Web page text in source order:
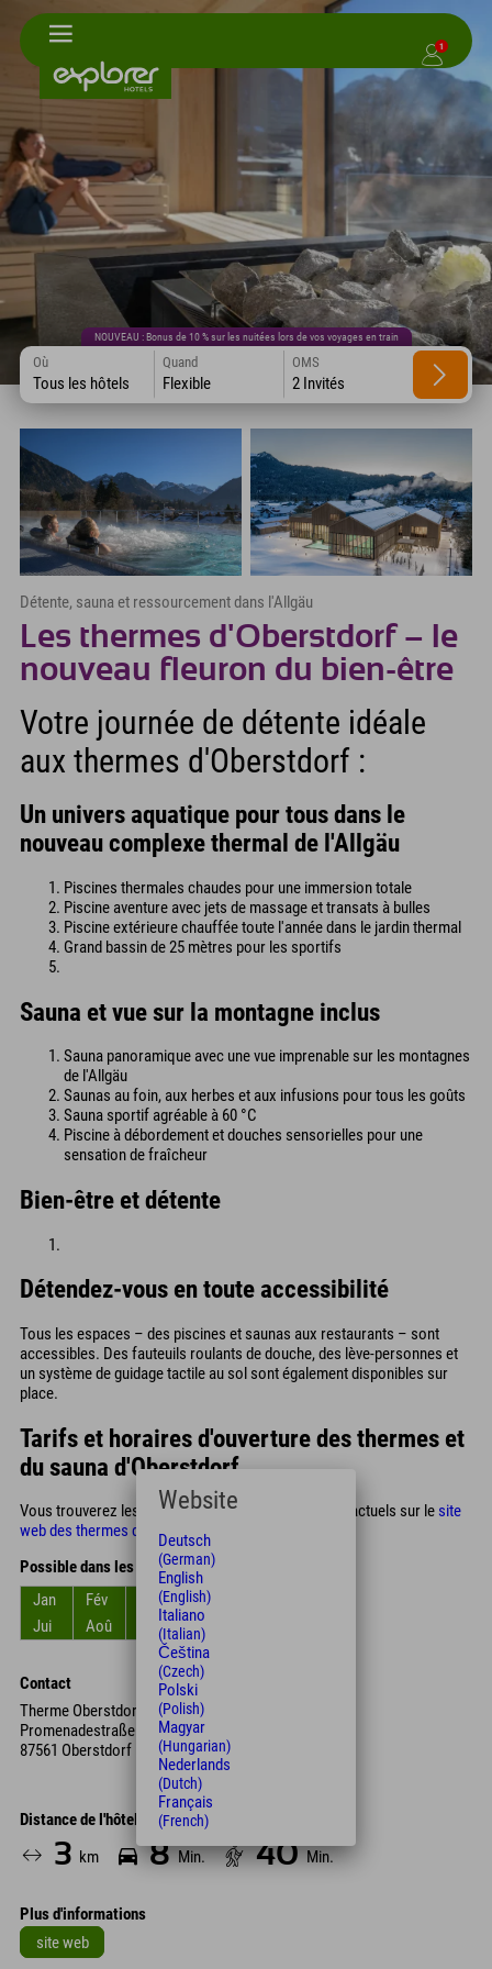
1
NOUVEAU : Bonus de 10 % sur les nuitées lors de vos voyages en train
Où
Tous les hôtels
Quand
Flexible
OMS
2 Invités
Détente, sauna et ressourcement dans l'Allgäu
Les thermes d'Oberstdorf – le
nouveau fleuron du bien-être
Votre journée de détente idéale
aux thermes d'Oberstdorf :
Un univers aquatique pour tous dans le
nouveau complexe thermal de l'Allgäu
Piscines thermales chaudes pour une immersion totale
Piscine aventure avec jets de massage et transats à bulles
Piscine extérieure chauffée toute l'année dans le jardin thermal
Grand bassin de 25 mètres pour les sportifs
Sauna et vue sur la montagne inclus
Sauna panoramique avec une vue imprenable sur les montagnes
de l'Allgäu
Saunas au foin, aux herbes et aux infusions pour tous les goûts
Sauna sportif agréable à 60 °C
Piscine à débordement et douches sensorielles pour une
sensation de fraîcheur
Bien-être et détente
Détendez-vous en toute accessibilité
Tous les espaces – des piscines et saunas aux restaurants – sont
accessibles. Des fauteuils roulants de douche, des lève-personnes et
un système de guidage tactile au sol sont également disponibles sur
place.
Tarifs et horaires d'ouverture des thermes et
du sauna d'Oberstdorf
Vous trouverez les tarifs et les horaires d'ouverture actuels sur le site
web des thermes d'Oberstdorf
Possible dans les mois
Jan
Fév Mar Avr
Jui
Aoû Sep Oct
Contact
Therme Oberstdorf
Promenadestraße 3
87561 Oberstdorf
Distance de l'hôtel
3 km 8 Min. 40 Min.
Plus d'informations
site web
Website
Deutsch
(German)
English
(English)
Italiano
(Italian)
Čeština
(Czech)
Polski
(Polish)
Magyar
(Hungarian)
Nederlands
(Dutch)
Français
(French)